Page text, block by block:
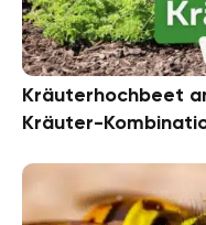
Kräuterhochbeet
Kräuter-